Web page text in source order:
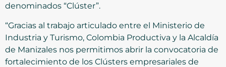
denominados “Clúster”.
“Gracias al trabajo articulado entre el Ministerio de
Industria y Turismo, Colombia Productiva y la Alcaldía
de Manizales nos permitimos abrir la convocatoria de
fortalecimiento de los Clústers empresariales de